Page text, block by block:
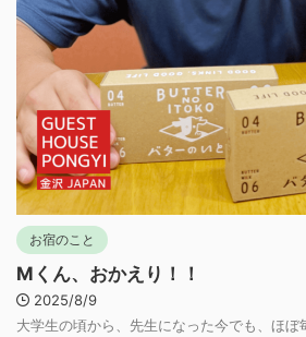
お宿のこと
Mくん、おかえり！！
2025/8/9
大学生の頃から、先生になった今でも、ほぼ